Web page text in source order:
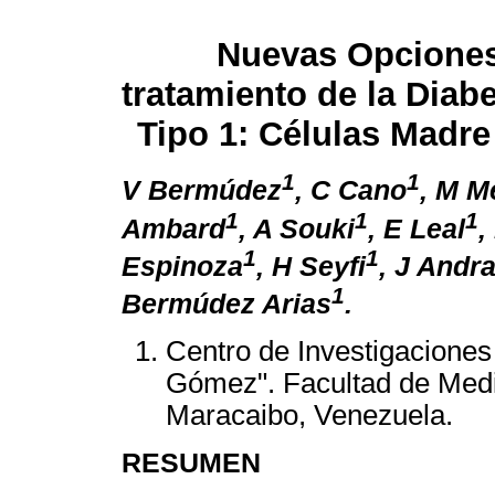
Nuevas
tratamiento de la
Tipo 1: Células
V Bermúdez1, C Cano1, M
Ambard1, A Souki1, E Leal1,
Espinoza1, H Seyfi1, J
Bermúdez Arias1.
Centro de
Gómez". Facultad de
Maracaibo, Venezuela.
RESUMEN